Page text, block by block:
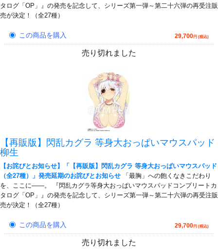
タログ「OP」』の発売を記念して、シリーズ第一弾～第二十六弾の再受注販
売が決定！（全27種）
この商品を購入 29,700円 (税込)
売り切れました
【再販版】閃乱カグラ 等身大おっぱいマウスパッド
柳生
【お詫びとお知らせ】「【再販版】閃乱カグラ 等身大おっぱいマウスパッド
（全27種）」発売延期のお詫びとお知らせ 「最胸」への飽くなきこだわり
を、ここに――。 『閃乱カグラ等身大おっぱいマウスパッドコンプリートカ
タログ「OP」』の発売を記念して、シリーズ第一弾～第二十六弾の再受注販
売が決定！（全27種）
この商品を購入 29,700円 (税込)
売り切れました